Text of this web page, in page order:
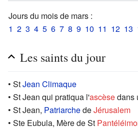
Jours du mois de mars :
1 2 3 4 5 6 7 8 9 10 11 12 13
Les saints du jour
• StJean Climaque
• St Jean qui pratiqua l'ascèsedans
• St Jean, PatriarchedeJérusalem
• Ste Eubula, Mère de St